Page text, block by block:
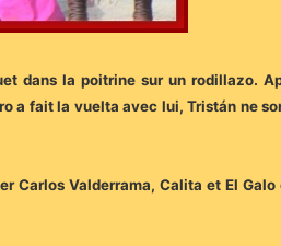
dans la poitrine sur un rodillazo.
a fait la vuelta avec lui, Tristán ne
Carlos Valderrama, Calita et El